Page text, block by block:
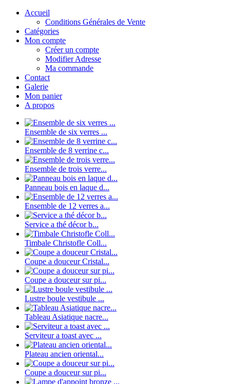
Accueil
Conditions Générales de Vente
Catégories
Mon compte
Créer un compte
Modifier Adresse
Ma commande
Contact
Galerie
Mon panier
A propos
Ensemble de six verres ...
Ensemble de 8 verrine c...
Ensemble de trois verre...
Panneau bois en laque d...
Ensemble de 12 verres a...
Service a thé décor b...
Timbale Christofle Coll...
Coupe a douceur Cristal...
Coupe a douceur sur pi...
Lustre boule vestibule ...
Tableau Asiatique nacre...
Serviteur a toast avec ...
Plateau ancien oriental...
Coupe a douceur sur pi...